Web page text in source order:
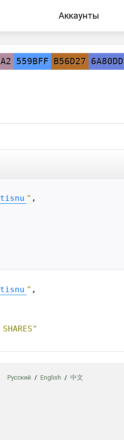
Аккаунты
559BFF B56D27 6A80DD
" ,
" ,
Русский / English / 中文